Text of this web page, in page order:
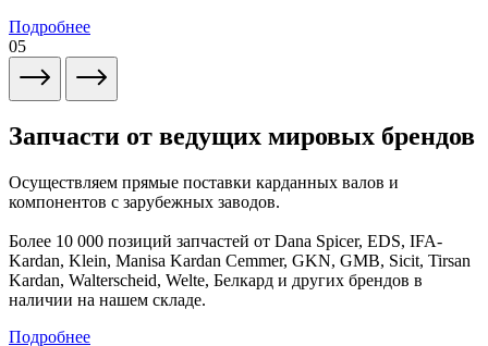
Подробнее
05
Запчасти от ведущих мировых брендов
Осуществляем прямые поставки карданных валов и
компонентов с зарубежных заводов.
Более 10 000 позиций запчастей от Dana Spicer, EDS, IFA-
Kardan, Klein, Manisa Kardan Cemmer, GKN, GMB, Sicit, Tirsan
Kardan, Walterscheid, Welte, Белкард и других брендов в
наличии на нашем складе.
Подробнее